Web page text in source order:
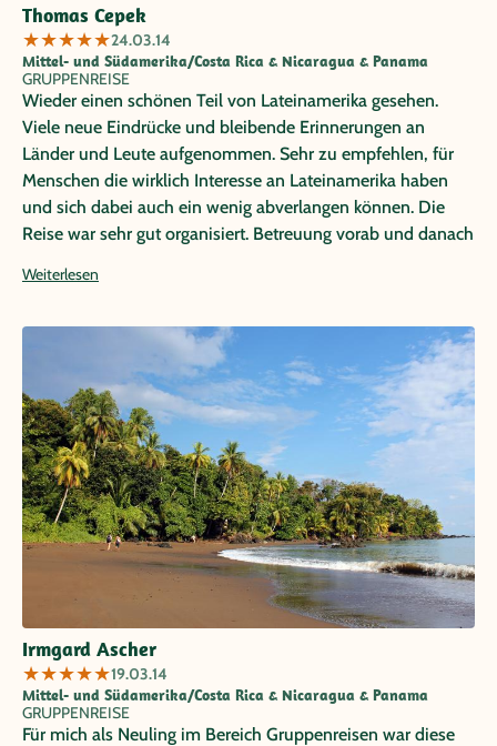
Thomas Cepek
★★★★★24.03.14
Mittel- und Südamerika/Costa Rica & Nicaragua & Panama
GRUPPENREISE
Wieder einen schönen Teil von Lateinamerika gesehen.
Viele neue Eindrücke und bleibende Erinnerungen an
Länder und Leute aufgenommen. Sehr zu empfehlen, für
Menschen die wirklich Interesse an Lateinamerika haben
und sich dabei auch ein wenig abverlangen können. Die
Reise war sehr gut organisiert. Betreuung vorab und danach
den einzelnen Ländern waren erstklassig aufbereitet. Die
gut betreut fühlen. Die Route bietet eine Menge
Abwechslung, ist aber wie in der Reisebeschreibung gesagt,
keine Wellnessreise.
Weiterlesen
Irmgard Ascher
★★★★★19.03.14
Mittel- und Südamerika/Costa Rica & Nicaragua & Panama
GRUPPENREISE
Für mich als Neuling im Bereich Gruppenreisen war diese